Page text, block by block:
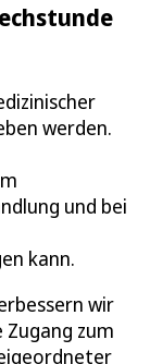
werden.
und bei
kann.
wir
zum